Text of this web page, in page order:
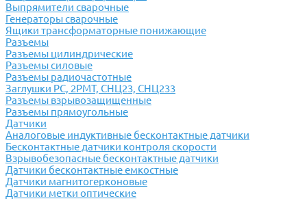
Выпрямители сварочные
Генераторы сварочные
Ящики трансформаторные понижающие
Разъемы
Разъемы цилиндрические
Разъемы силовые
Разъемы радиочастотные
Заглушки РС, 2РМТ, СНЦ23, СНЦ233
Разъемы взрывозащищенные
Разъемы прямоугольные
Датчики
Аналоговые индуктивные бесконтактные датчики
Бесконтактные датчики контроля скорости
Взрывобезопасные бесконтактные датчики
Датчики бесконтактные емкостные
Датчики магнитогерконовые
Датчики метки оптические